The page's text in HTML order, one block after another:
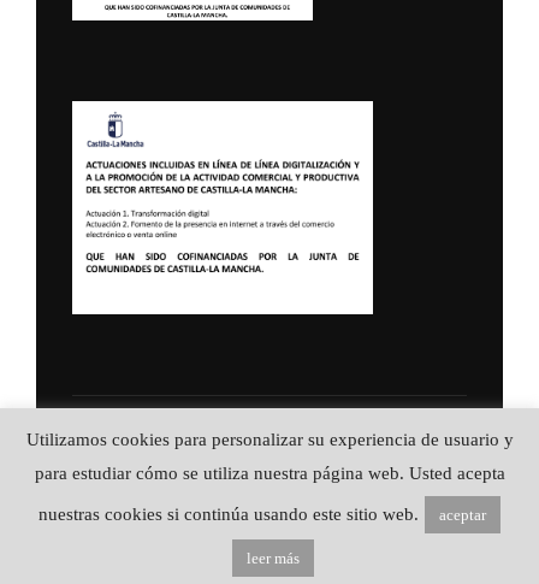
Política de Privacidad
Copyright © 2026 ALFA CUCHILLERIA ::
Utilizamos cookies para personalizar su experiencia de usuario y
para estudiar cómo se utiliza nuestra página web. Usted acepta
nuestras cookies si continúa usando este sitio web. aceptar
leer más